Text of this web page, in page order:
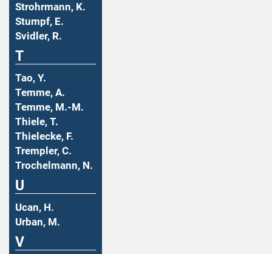
Strohrmann, K.
Stumpf, E.
Svidler, R.
T
Tao, Y.
Temme, A.
Temme, M.-M.
Thiele, T.
Thielecke, F.
Trempler, C.
Trochelmann, N.
U
Ucan, H.
Urban, M.
V